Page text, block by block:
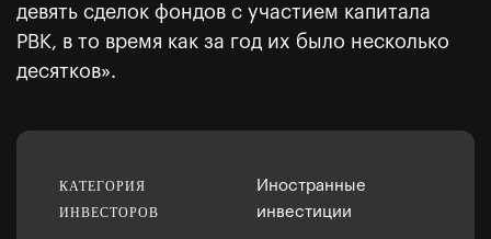
девять сделок фондов с участием капитала
РВК, в то время как за год их было несколько
десятков».
Иностранные
инвестиции